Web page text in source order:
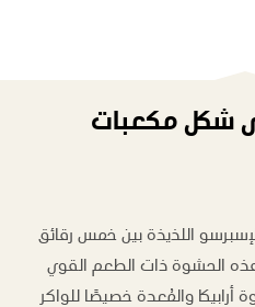
شكل مكعبات
اللذيذة بين خمس رقائق
الحشوة ذات الطعم القوي
قهوة أرابيكا والمُعدة خصيصًا للواكر